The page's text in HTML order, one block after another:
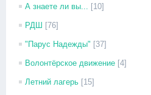
А знаете ли вы... [10]
РДШ [76]
"Парус Надежды" [37]
Волонтёрское движение [4]
Летний лагерь [15]